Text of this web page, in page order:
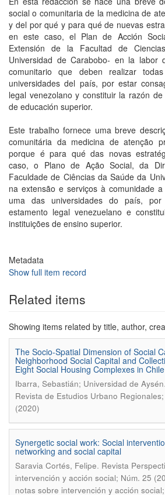
social o comunitaria de la medicina de
y del por qué y para qué de nuevas
en este caso, el Plan de Acción
Extensión de la Facultad de
Universidad de Carabobo- en la labor
comunitario que deben realizar
universidades del país, por estar
legal venezolano y constituir la razón
de educación superior.
Este trabalho fornece uma breve
comunitária da medicina de atenção
porque é para qué das novas
caso, o Plano de Ação Social, da
Faculdade de Ciências da Saúde da
na extensão e serviços à comunidade
uma das universidades do país,
estamento legal venezuelano e
instituições de ensino superior.
Metadata
Show full item record
Related items
Showing items related by title, author,
The Socio-Spatial Dimension of Social
Neighborhood Social Capital and
Eight Social Housing Complexes in Chile
Ibarra, Sebastián; Universidad de Aysén.
Revista de Estudios Urbano
(2020)
Synergetic social work: Social
networking and social capital
Saravia Cortés, Felipe. Revista
intervención y acción social; Núm. 25
notas sobre intervención y acción